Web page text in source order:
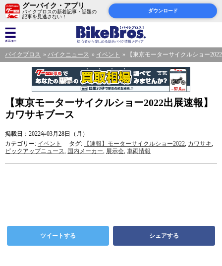
グーバイク・アプリ
バイクブロスの新着記事・話題の
記事を見逃さない！
ダウンロード
バイクブロス バイクニュース イベント 【東京モーターサイクルショー
【東京モーターサイクルショー2022出展速報】
カワサキブース
掲載日：2022年03月28日（月）
カテゴリー: イベント タグ: 【速報】モーターサイクルショー2022, カワサキ,
ピックアップニュース, 国内メーカー, 展示会, 車両情報
ツイートする シェアする